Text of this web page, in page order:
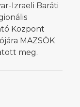
Izraeli Baráti
Központ
MAZSÖK
meg.